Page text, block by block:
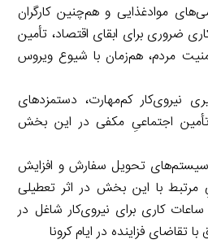
موادغذایی و هم‌چنین کارگران
ضروری برای ابقای اقتصاد، تأمین
مردم، هم‌زمان با شیوع ویروس
نیروی‌کار کم‌مهارت، دستمزدهای
اجتماعیِ مکفی در این بخش
سیستم‌های تحویل سفارش و افزایش
با این بخش در اثر تعطیلی
کاری برای نیروی‌کار شاغل در
تقاضای فزاینده در ایام کرونا